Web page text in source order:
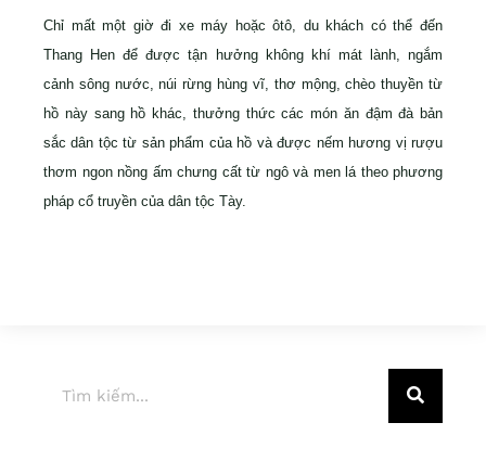
Chỉ mất một giờ đi xe máy hoặc ôtô, du khách có thể đến
Thang Hen để được tận hưởng không khí mát lành, ngắm
cảnh sông nước, núi rừng hùng vĩ, thơ mộng, chèo thuyền từ
hồ này sang hồ khác, thưởng thức các món ăn đậm đà bản
sắc dân tộc từ sản phẩm của hồ và được nếm hương vị rượu
thơm ngon nồng ấm chưng cất từ ngô và men lá theo phương
pháp cổ truyền của dân tộc Tày.